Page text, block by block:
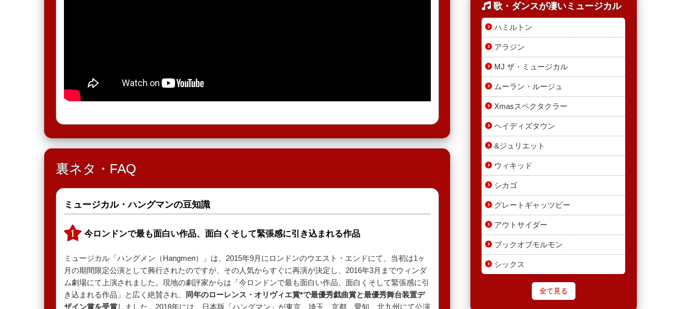
裏ネタ・FAQ
ミュージカル・ハングマンの豆知識
今ロンドンで最も面白い作品、面白くそして緊張感に引き込まれる作品
ミュージカル「ハングメン（Hangmen）」は、2015年9月にロンドンのウエスト・エンドにて、当初は1ヶ
月の期間限定公演として興行されたのですが、その人気からすぐに再演が決定し、2016年3月までウィンダ
ム劇場にて上演されました。現地の劇評家からは「今ロンドンで最も面白い作品、面白くそして緊張感に引
き込まれる作品」と広く絶賛され、
同年のローレンス・オリヴィエ賞*で最優秀戯曲賞と最優秀舞台装置デ
ザイン賞を受賞しました。2018年には、日本版「ハングマン」が東京、埼玉、京都、愛知、北九州にて公演
歌・ダンスが凄いミュージカル
ハミルトン
アラジン
MJ ザ・ミュージカル
ムーラン・ルージュ
Xmasスペクタクラー
ヘイディズタウン
&ジュリエット
ウィキッド
シカゴ
グレートギャッツビー
アウトサイダー
ブックオブモルモン
シックス
全て見る